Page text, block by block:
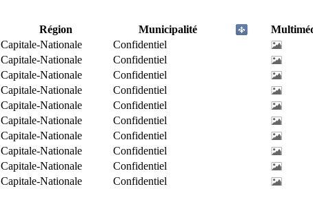
Région Municipalité
Capitale-Nationale
Confidentiel
Capitale-Nationale
Confidentiel
Capitale-Nationale
Confidentiel
Capitale-Nationale
Confidentiel
Capitale-Nationale
Confidentiel
Capitale-Nationale
Confidentiel
Capitale-Nationale
Confidentiel
Capitale-Nationale
Confidentiel
Capitale-Nationale
Confidentiel
Capitale-Nationale Confidentiel